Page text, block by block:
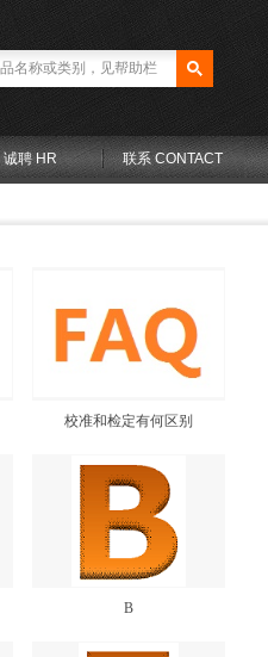
诚聘 HR 联系 CONTACT
校准和检定有何区别
B